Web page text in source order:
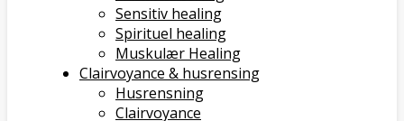
Sensitiv healing
Spirituel healing
Muskulær Healing
Clairvoyance & husrensing
Husrensning
Clairvoyance